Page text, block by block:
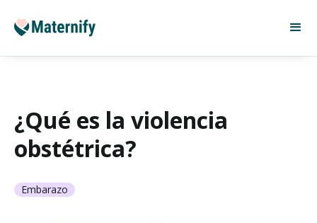
¿Qué es la violencia
obstétrica?
Embarazo